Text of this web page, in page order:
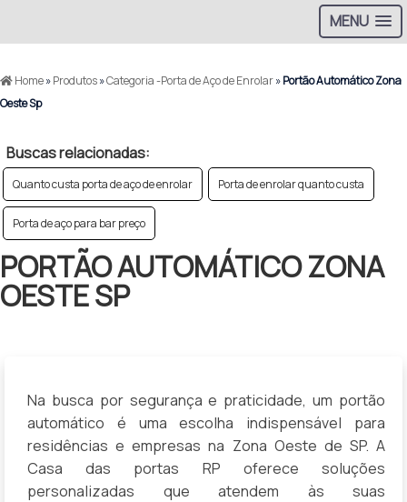
MENU
Home»Produtos»Categoria -Porta de Aço de Enrolar»Portão Automático Zona
Oeste Sp
Buscas relacionadas:
Quanto custa porta de aço de enrolar Porta de enrolar quanto custa
Porta de aço para bar preço
PORTÃO AUTOMÁTICO ZONA
OESTE SP
Na busca por segurança e praticidade, um portão
automático é uma escolha indispensável para
residências e empresas na Zona Oeste de SP. A
Casa das portas RP oferece soluções
personalizadas que atendem às suas